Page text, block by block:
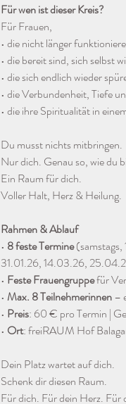
Für wen ist dieser Kreis?
Für Frauen,
• die nicht länger
• die bereit sind, sich selbst
• die sich endlich wieder
• die Verbundenheit, Tiefe
• die ihre Spiritualität in
Du musst nichts mitbringen.
Nur dich. Genau so, wie du
Ein Raum für dich.
Voller Halt, Herz & Heilung.
Rahmen & Ablauf
• 8 feste Termine (samstags,
31.01.26, 14.03.26,
• Feste Frauengruppe für
• Max. 8 Teilnehmerinnen –
• Preis: 60 € pro Termin |
• Ort: freiRAUM Hof
Dein Platz wartet auf dich.
Schenk dir diesen Raum.
Für dich. Für dein Herz. Für